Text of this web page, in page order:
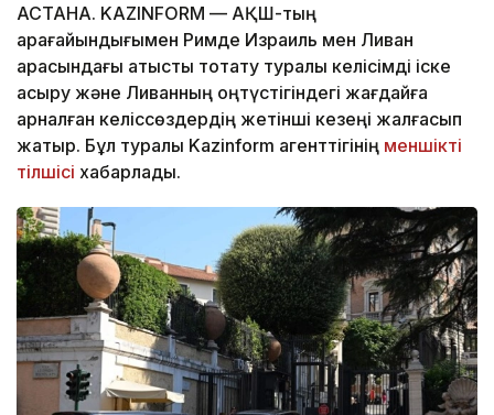
АСТАНА. KAZINFORM — АҚШ-тың
арағайындығымен Римде Израиль мен Ливан
арасындағы атысты тоқтату туралы келісімді іске
асыру және Ливанның оңтүстігіндегі жағдайға
арналған келіссөздердің жетінші кезеңі жалғасып
жатыр. Бұл туралы Kazinform агенттігінің меншікті
тілшісі хабарлады.